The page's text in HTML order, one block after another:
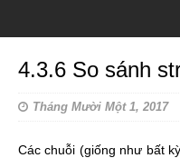
4.3.6 So sánh
Tháng Mười Một 1, 2017
Các chuỗi (giống như bất